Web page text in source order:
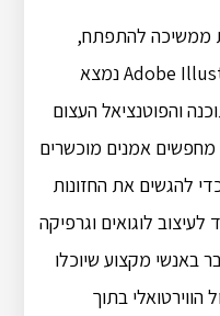
ממשיכה להתפתח,
הביקוש לציירים מיומנים ב-Adobe Illustrator נמצא
והפוטנציאל העצום
מחפשים אמנים מוכשרים
להגשים את החזונות
לוגואים וגרפיקה
באנשי מקצוע שיוכלו
בתוך